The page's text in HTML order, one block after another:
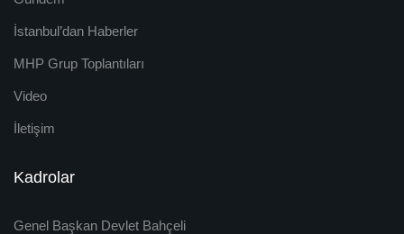
İstanbul’dan Haberler
MHP Grup Toplantıları
Video
İletişim
Kadrolar
Genel Başkan Devlet Bahçeli